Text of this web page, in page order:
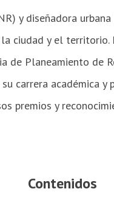
y diseñadora urbana
ciudad y el territorio.
de Planeamiento de
su carrera académica y
premios y
Contenidos